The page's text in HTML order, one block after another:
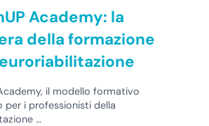
Academy: la
della formazione
il modello formativo
per i professionisti della
…